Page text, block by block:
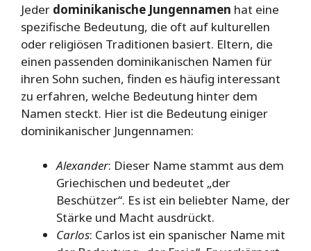
Jeder dominikanische Jungennamen hat eine
spezifische Bedeutung, die oft auf kulturellen
oder religiösen Traditionen basiert. Eltern, die
einen passenden dominikanischen Namen für
ihren Sohn suchen, finden es häufig interessant
zu erfahren, welche Bedeutung hinter dem
Namen steckt. Hier ist die Bedeutung einiger
dominikanischer Jungennamen:
Alexander: Dieser Name stammt aus dem
Griechischen und bedeutet „der
Beschützer“. Es ist ein beliebter Name, der
Stärke und Macht ausdrückt.
Carlos: Carlos ist ein spanischer Name mit